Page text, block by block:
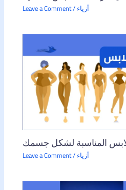
Leave a Comment/أزياء
المناسبة لشكل جسمك
Leave a Comment/أزياء